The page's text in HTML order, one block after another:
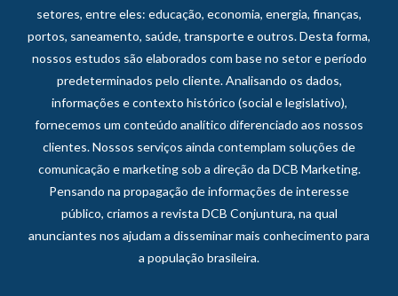
setores, entre eles: educação, economia, energia, finanças,
portos, saneamento, saúde, transporte e outros. Desta forma,
nossos estudos são elaborados com base no setor e período
predeterminados pelo cliente. Analisando os dados,
informações e contexto histórico (social e legislativo),
fornecemos um conteúdo analítico diferenciado aos nossos
clientes. Nossos serviços ainda contemplam soluções de
comunicação e marketing sob a direção da DCB Marketing.
Pensando na propagação de informações de interesse
público, criamos a revista DCB Conjuntura, na qual
anunciantes nos ajudam a disseminar mais conhecimento para
a população brasileira.